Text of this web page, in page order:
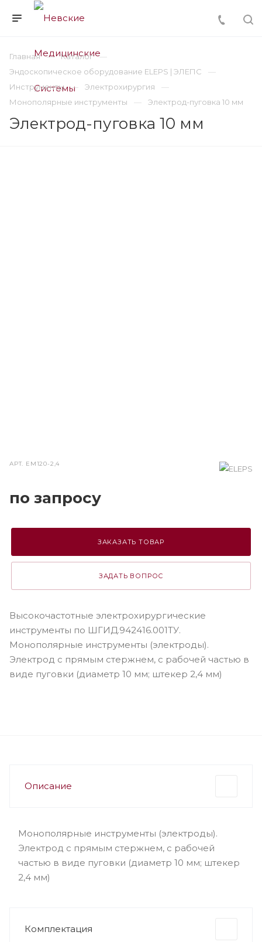
Главная
Каталог
Эндоскопическое оборудование ELEPS | ЭЛЕПС
Инструменты
Электрохирургия
Монополярные инструменты
Электрод-пуговка 10 мм
Электрод-пуговка 10 мм
АРТ. ЕМ120-2,4
по запросу
ЗАКАЗАТЬ ТОВАР
ЗАДАТЬ ВОПРОС
Высокочастотные электрохирургические
инструменты по ШГИД.942416.001ТУ.
Монополярные инструменты (электроды).
Электрод c прямым стержнем, c рабочей частью в
виде пуговки (диаметр 10 мм; штекер 2,4 мм)
Описание
Монополярные инструменты (электроды).
Электрод c прямым стержнем, c рабочей
частью в виде пуговки (диаметр 10 мм; штекер
2,4 мм)
Комплектация